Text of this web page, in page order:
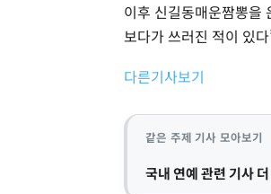
이후 신길동매운짬뽕을
보다가 쓰러진 적이 있
다른기사보기
같은 주제 기사 모아보기
국내 연예 관련 기사